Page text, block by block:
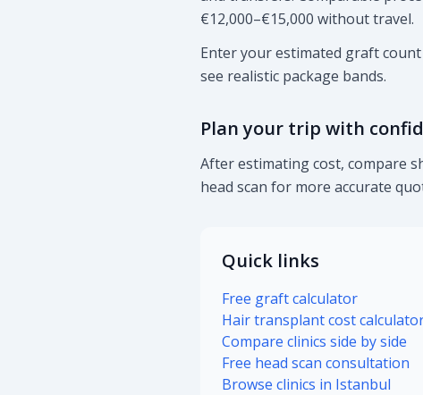
€12,000–€15,000 without travel.
Enter your estimated graft
see realistic package bands.
Plan your trip with
After estimating cost, compare
head scan for more accurate
Quick links
Free graft calculator
Hair transplant cost
Compare clinics side by side
Free head scan consultation
Browse clinics in Istanbul